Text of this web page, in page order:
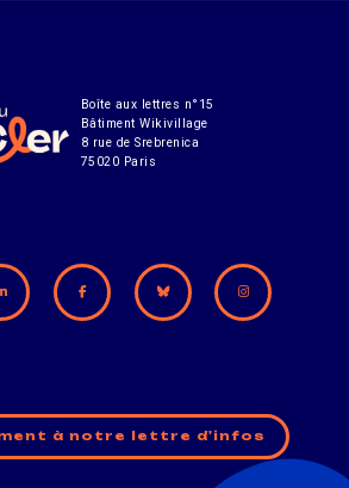
Boîte aux lettres n°15
Bâtiment Wikivillage
8 rue de Srebrenica
75020 Paris
à notre lettre d'infos